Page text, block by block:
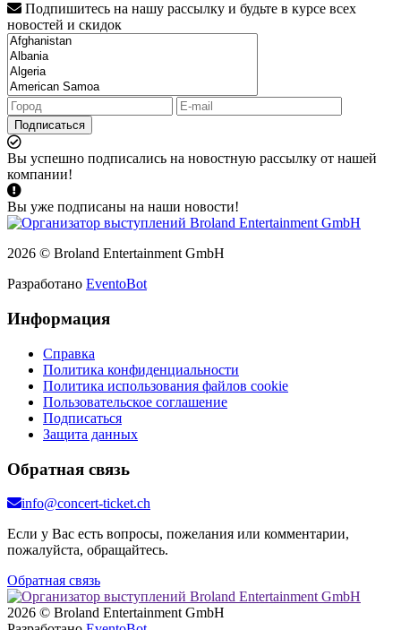
Подпишитесь на нашу рассылку и будьте в курсе всех
новостей и скидок
Подписаться
Вы успешно подписались на новостную рассылку от нашей
компании!
Вы уже подписаны на наши новости!
2026 © Broland Entertainment GmbH
Разработано EventoBot
Информация
Справка
Политика конфиденциальности
Политика использования файлов cookie
Пользовательское соглашение
Подписаться
Защита данных
Обратная связь
info@concert-ticket.ch
Если у Вас есть вопросы, пожелания или комментарии,
пожалуйста, обращайтесь.
Обратная связь
2026 © Broland Entertainment GmbH